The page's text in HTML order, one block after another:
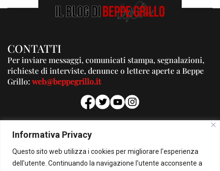
Informativa Privacy
Questo sito web utilizza i cookies per migliorare l'esperienza
dell'utente. Continuando la navigazione l'utente acconsente a
CONTATTI
Per inviare messaggi, comunicati stampa, segnalazioni,
richieste di interviste, denunce o lettere aperte a Beppe
Grillo:web@beppegrillo.it
PUBBLICITA'
Per la tua pubblicità su questo Blog:
pubblicita@beppegrillo.it